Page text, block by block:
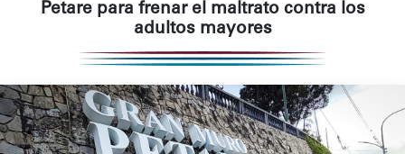
Petare para frenar el maltrato contra los
adultos mayores